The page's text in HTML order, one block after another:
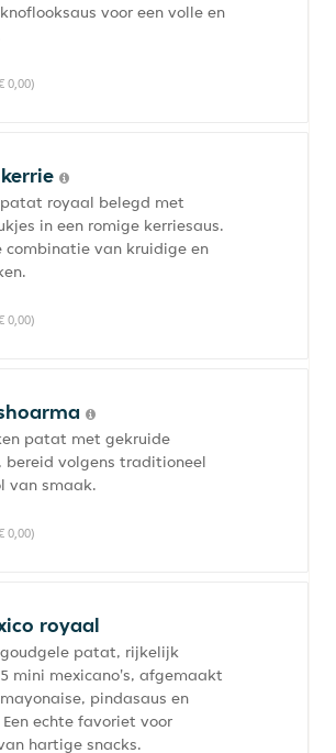
voor een volle en
0,00)
royaal belegd met
in een romige kerriesaus.
combinatie van kruidige en
0,00)
patat met gekruide
bereid volgens traditioneel
van smaak.
0,00)
royaal
patat, rijkelijk
mini mexicano's, afgemaakt
pindasaus en
echte favoriet voor
hartige snacks.